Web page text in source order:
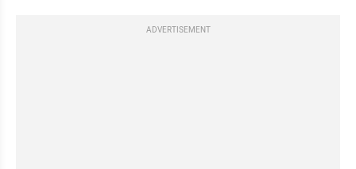
ADVERTISEMENT